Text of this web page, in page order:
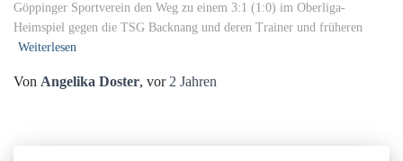
Göppinger Sportverein den Weg zu einem 3:1 (1:0) im Oberliga-
Heimspiel gegen die TSG Backnang und deren Trainer und früheren
Weiterlesen
Von Angelika Doster, vor 2 Jahren